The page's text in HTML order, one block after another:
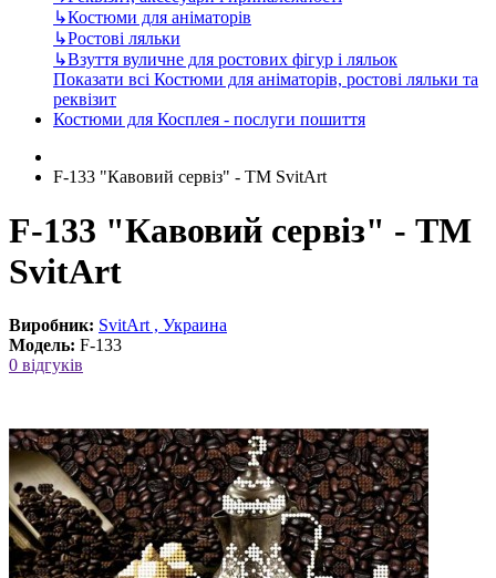
↳Костюми для аніматорів
↳Ростові ляльки
↳Взуття вуличне для ростових фігур і ляльок
Показати всі Костюми для аніматорів, ростові ляльки та
реквізит
Костюми для Косплея - послуги пошиття
F-133 "Кавовий сервіз" - ТМ SvitArt
F-133 "Кавовий сервіз" - ТМ
SvitArt
Виробник: SvitArt , Украина
Модель: F-133
0 відгуків